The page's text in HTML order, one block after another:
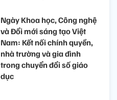
Ngày Khoa học, Công nghệ
và Đổi mới sáng tạo Việt
Nam: Kết nối chính quyền,
nhà trường và gia đình
trong chuyển đổi số giáo
dục